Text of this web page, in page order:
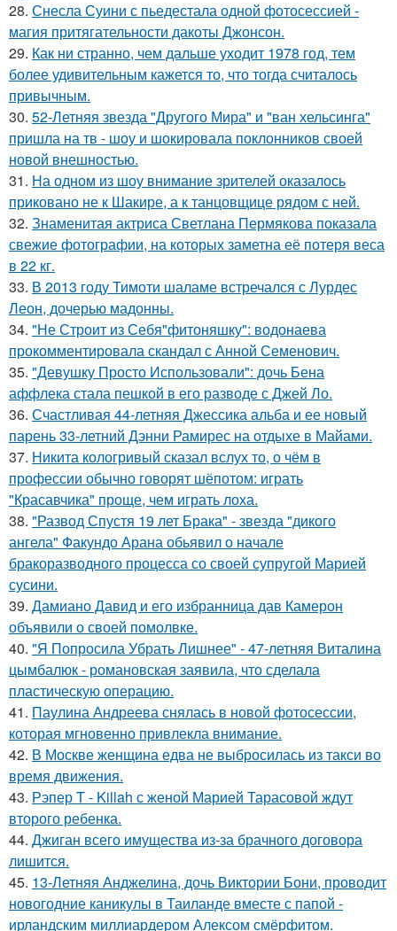
28. Снесла Суини с пьедестала одной фотосессией -
магия притягательности дакоты Джонсон.
29. Как ни странно, чем дальше уходит 1978 год, тем
более удивительным кажется то, что тогда считалось
привычным.
30. 52-Летняя звезда "Другого Мира" и "ван хельсинга"
пришла на тв - шоу и шокировала поклонников своей
новой внешностью.
31. На одном из шоу внимание зрителей оказалось
приковано не к Шакире, а к танцовщице рядом с ней.
32. Знаменитая актриса Светлана Пермякова показала
свежие фотографии, на которых заметна её потеря веса
в 22 кг.
33. В 2013 году Тимоти шаламе встречался с Лурдес
Леон, дочерью мадонны.
34. "Не Строит из Себя"фитоняшку": водонаева
прокомментировала скандал с Анной Семенович.
35. "Девушку Просто Использовали": дочь Бена
аффлека стала пешкой в его разводе с Джей Ло.
36. Счастливая 44-летняя Джессика альба и ее новый
парень 33-летний Дэнни Рамирес на отдыхе в Майами.
37. Никита кологривый сказал вслух то, о чём в
профессии обычно говорят шёпотом: играть
"Красавчика" проще, чем играть лоха.
38. "Развод Спустя 19 лет Брака" - звезда "дикого
ангела" Факундо Арана обьявил о начале
бракоразводного процесса со своей супругой Марией
сусини.
39. Дамиано Давид и его избранница дав Камерон
объявили о своей помолвке.
40. "Я Попросила Убрать Лишнее" - 47-летняя Виталина
цымбалюк - романовская заявила, что сделала
пластическую операцию.
41. Паулина Андреева снялась в новой фотосессии,
которая мгновенно привлекла внимание.
42. В Москве женщина едва не выбросилась из такси во
время движения.
43. Рэпер T - Killah с женой Марией Тарасовой ждут
второго ребенка.
44. Джиган всего имущества из-за брачного договора
лишится.
45. 13-Летняя Анджелина, дочь Виктории Бони, проводит
новогодние каникулы в Таиланде вместе с папой -
ирландским миллиардером Алексом смёрфитом.